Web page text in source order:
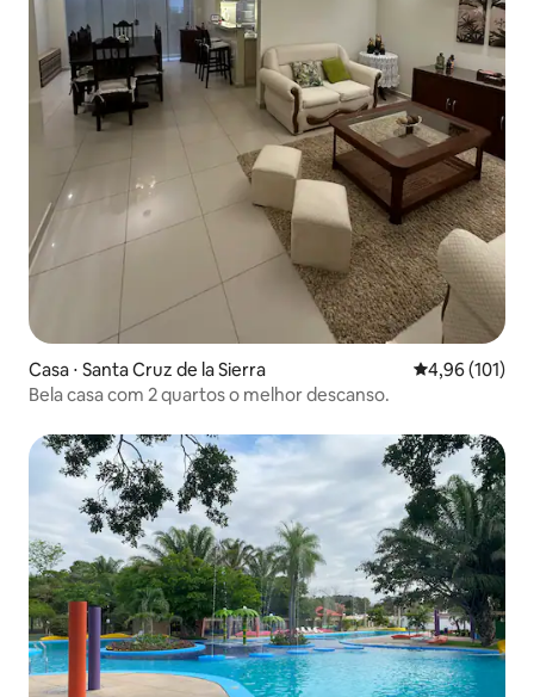
Casa ⋅ Santa Cruz de la Sierra 4,96 de uma
4,96 (101)
Bela casa com 2 quartos o melhor descanso.